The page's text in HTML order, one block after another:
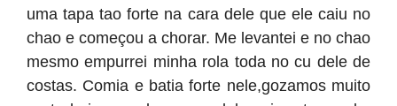
uma tapa tao forte na cara dele que ele caiu no
chao e começou a chorar. Me levantei e no chao
mesmo empurrei minha rola toda no cu dele de
costas. Comia e batia forte nele,gozamos muito